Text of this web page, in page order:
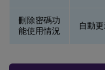
刪除密碼功
能使用情況
自動